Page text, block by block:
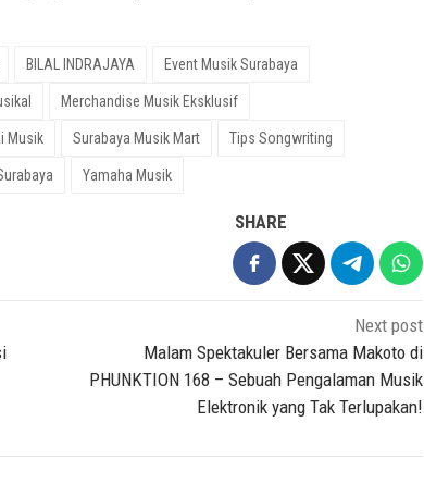
BILAL INDRAJAYA Event Musik Surabaya
Merchandise Musik Eksklusif
Musik Surabaya Musik Mart Tips Songwriting
Yamaha Musik
SHARE
Next post
Malam Spektakuler Bersama Makoto di
PHUNKTION 168 – Sebuah Pengalaman Musik
Elektronik yang Tak Terlupakan!